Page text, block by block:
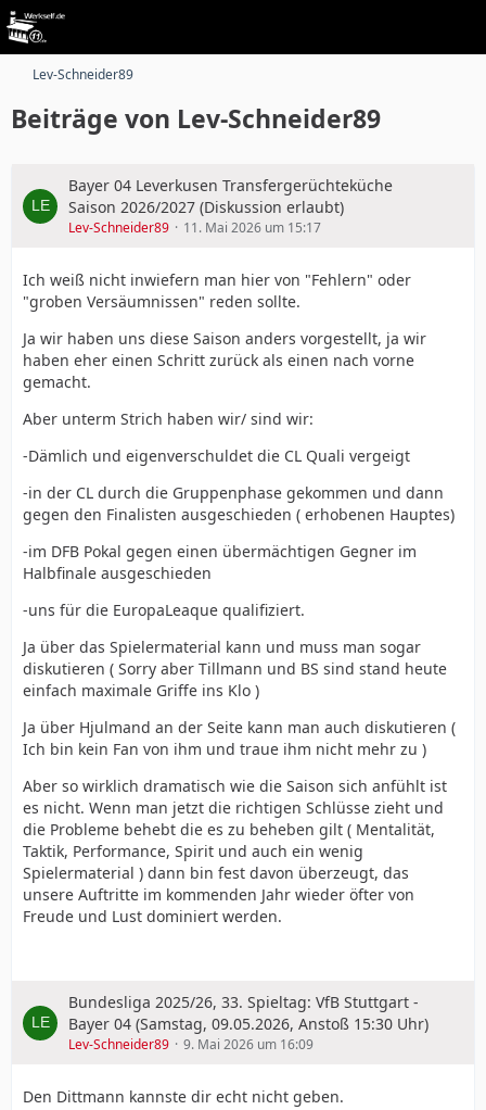
Lev-Schneider89
Beiträge von Lev-Schneider89
Bayer 04 Leverkusen Transfergerüchteküche
Saison 2026/2027 (Diskussion erlaubt)
Lev-Schneider89 11. Mai 2026 um 15:17
Ich weiß nicht inwiefern man hier von "Fehlern" oder
"groben Versäumnissen" reden sollte.
Ja wir haben uns diese Saison anders vorgestellt, ja wir
haben eher einen Schritt zurück als einen nach vorne
gemacht.
Aber unterm Strich haben wir/ sind wir:
-Dämlich und eigenverschuldet die CL Quali vergeigt
-in der CL durch die Gruppenphase gekommen und dann
gegen den Finalisten ausgeschieden ( erhobenen Hauptes)
-im DFB Pokal gegen einen übermächtigen Gegner im
Halbfinale ausgeschieden
-uns für die EuropaLeaque qualifiziert.
Ja über das Spielermaterial kann und muss man sogar
diskutieren ( Sorry aber Tillmann und BS sind stand heute
einfach maximale Griffe ins Klo )
Ja über Hjulmand an der Seite kann man auch diskutieren (
Ich bin kein Fan von ihm und traue ihm nicht mehr zu )
Aber so wirklich dramatisch wie die Saison sich anfühlt ist
es nicht. Wenn man jetzt die richtigen Schlüsse zieht und
die Probleme behebt die es zu beheben gilt ( Mentalität,
Taktik, Performance, Spirit und auch ein wenig
Spielermaterial ) dann bin fest davon überzeugt, das
unsere Auftritte im kommenden Jahr wieder öfter von
Freude und Lust dominiert werden.
Bundesliga 2025/26, 33. Spieltag: VfB Stuttgart -
Bayer 04 (Samstag, 09.05.2026, Anstoß 15:30 Uhr)
Lev-Schneider89 9. Mai 2026 um 16:09
Den Dittmann kannste dir echt nicht geben.